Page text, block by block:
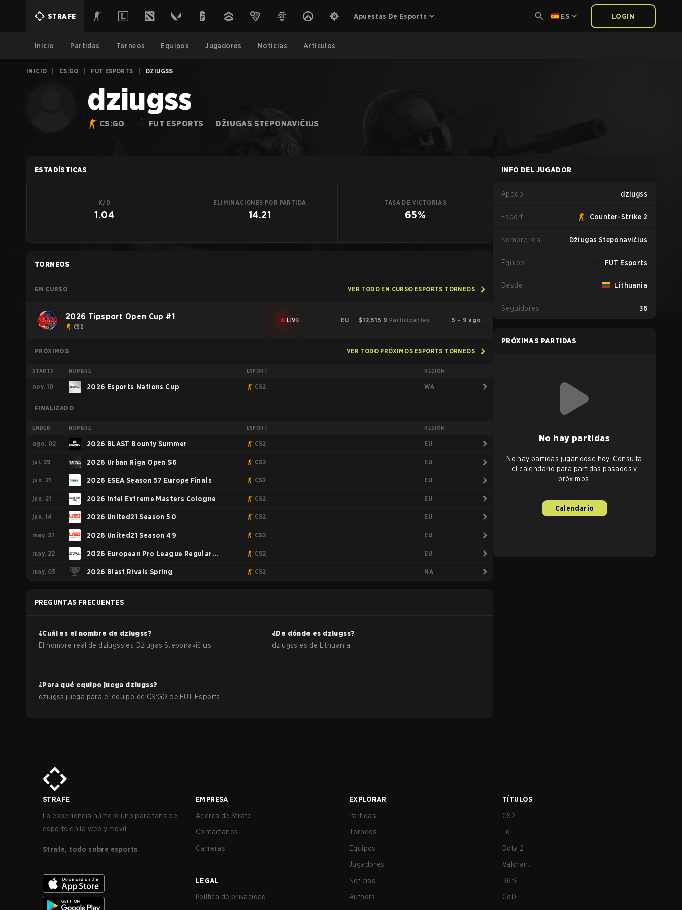
STRAFE Apuestas De Esports ES LOGIN
Inicio Partidas Torneos Equipos Jugadores Noticias Artículos
INICIO CS:GO FUT ESPORTS DZIUGSS
dziugss
CS:GO FUT ESPORTS DŽIUGAS STEPONAVIČIUS
ESTADÍSTICAS
K/D
1.04
ELIMINACIONES POR PARTIDA
14.21
TASA DE VICTORIAS
65%
TORNEOS
EN CURSO VER TODO EN CURSO ESPORTS TORNEOS
2026 Tipsport Open Cup #1
CS2
LIVE EU $12,515 9 Participantes 5 – 9 ago.
PRÓXIMOS VER TODO PRÓXIMOS ESPORTS TORNEOS
STARTS NOMBRE ESPORT REGIÓN
nov. 10 2026 Esports Nations Cup CS2 WA
FINALIZADO
ENDED NOMBRE ESPORT REGIÓN
ago. 02 2026 BLAST Bounty Summer CS2 EU
jul. 29 2026 Urban Riga Open S6 CS2 EU
jun. 21 2026 ESEA Season 57 Europe Finals CS2 EU
jun. 21 2026 Intel Extreme Masters Cologne CS2 EU
jun. 14 2026 United21 Season 50 CS2 EU
may. 27 2026 United21 Season 49 CS2 EU
may. 22 2026 European Pro League Regular
Season 5
CS2 EU
may. 03 2026 Blast Rivals Spring CS2 NA
PREGUNTAS FRECUENTES
¿Cuál es el nombre de dziugss?
El nombre real de dziugss es Džiugas Steponavičius
¿De dónde es dziugss?
dziugss es de Lithuania
¿Para qué equipo juega dziugss?
dziugss juega para el equipo de CS:GO de FUT Esports
INFO DEL JUGADOR
Apodo dziugss
Esport Counter-Strike 2
Nombre real Džiugas Steponavičius
Equipo FUT Esports
Desde Lithuania
Seguidores 36
PRÓXIMAS PARTIDAS
No hay partidas
No hay partidas jugándose hoy. Consulta
el calendario para partidas pasados y
próximos.
Calendario
STRAFE
La experiencia número uno para fans de
esports en la web y móvil.
Strafe, todo sobre esports
EMPRESA
Acerca de Strafe
Contáctanos
Carreras
LEGAL
Política de privacidad
EXPLORAR
Partidas
Torneos
Equipos
Jugadores
Noticias
Authors
TÍTULOS
CS2
LoL
Dota 2
Valorant
R6:S
CoD